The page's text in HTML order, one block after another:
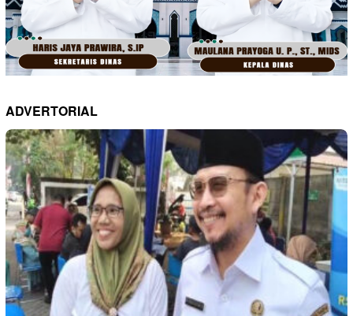
ADVERTORIAL